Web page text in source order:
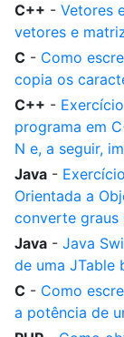
C++ - Vetores
vetores e
C - Como
copia os
C++ -
programa em
N e, a seguir,
Java -
Orientada a
converte graus
Java - Java
de uma JTable
C - Como
a potência de